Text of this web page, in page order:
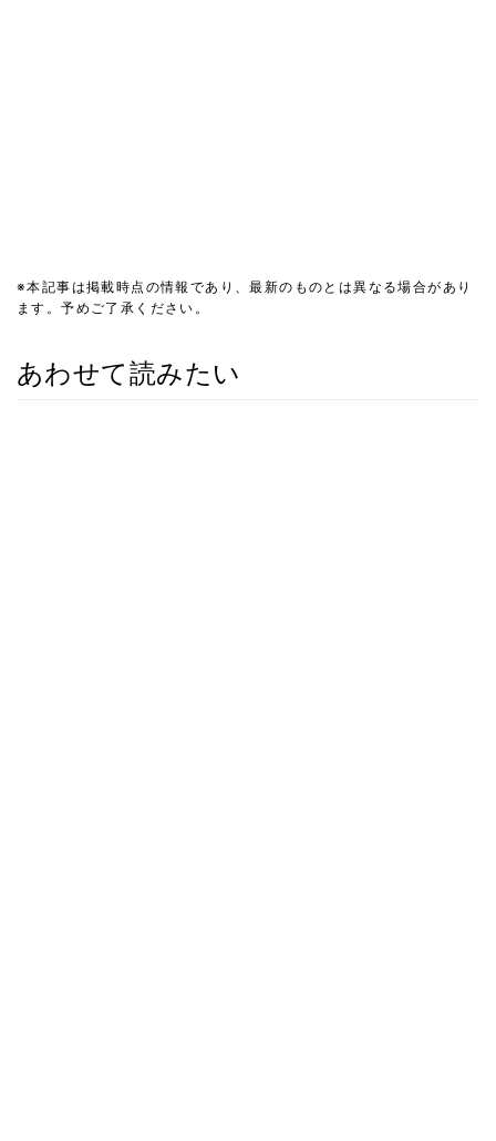
※本記事は掲載時点の情報であり、最新のものとは異なる場合があり
ます。予めご了承ください。
あわせて読みたい